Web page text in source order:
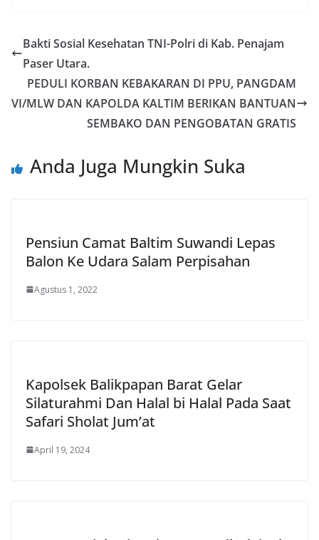
Bakti Sosial Kesehatan TNI-Polri di Kab. Penajam
Paser Utara.
PEDULI KORBAN KEBAKARAN DI PPU, PANGDAM
VI/MLW DAN KAPOLDA KALTIM BERIKAN BANTUAN
SEMBAKO DAN PENGOBATAN GRATIS
Anda Juga Mungkin Suka
Pensiun Camat Baltim Suwandi Lepas
Balon Ke Udara Salam Perpisahan
Agustus 1, 2022
Kapolsek Balikpapan Barat Gelar
Silaturahmi Dan Halal bi Halal Pada Saat
Safari Sholat Jum’at
April 19, 2024